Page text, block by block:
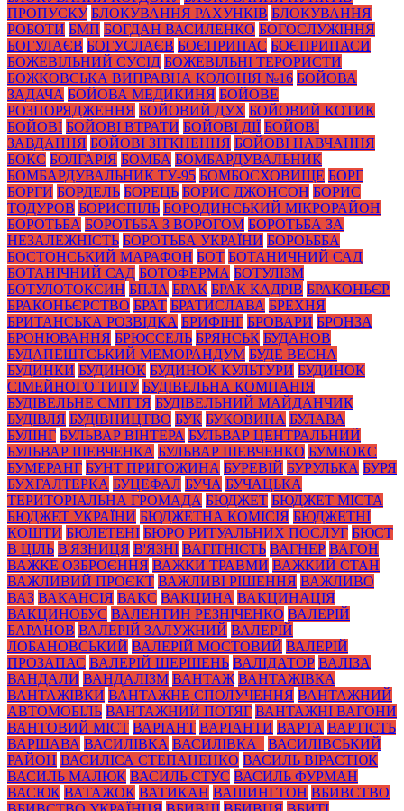
ПРОПУСКУ БЛОКУВАННЯ РАХУНКІВ БЛОКУВАННЯ
РОБОТИ БМП БОГДАН ВАСИЛЕНКО БОГОСЛУЖІННЯ
БОГУЛАЄВ БОГУСЛАЄВ БОЄПРИПАС БОЄПРИПАСИ
БОЖЕВІЛЬНИЙ СУСІД БОЖЕВІЛЬНІ ТЕРОРИСТИ
БОЖКОВСЬКА ВИПРАВНА КОЛОНІЯ №16 БОЙОВА
ЗАДАЧА БОЙОВА МЕДИКИНЯ БОЙОВЕ
РОЗПОРЯДЖЕННЯ БОЙОВИЙ ДУХ БОЙОВИЙ КОТИК
БОЙОВІ БОЙОВІ ВТРАТИ БОЙОВІ ДІЇ БОЙОВІ
ЗАВДАННЯ БОЙОВІ ЗІТКНЕННЯ БОЙОВІ НАВЧАННЯ
БОКС БОЛГАРІЯ БОМБА БОМБАРДУВАЛЬНИК
БОМБАРДУВАЛЬНИК ТУ-95 БОМБОСХОВИЩЕ БОРГ
БОРГИ БОРДЕЛЬ БОРЕЦЬ БОРИС ДЖОНСОН БОРИС
ТОДУРОВ БОРИСПІЛЬ БОРОДИНСЬКИЙ МІКРОРАЙОН
БОРОТЬБА БОРОТЬБА З ВОРОГОМ БОРОТЬБА ЗА
НЕЗАЛЕЖНІСТЬ БОРОТЬБА УКРАЇНИ БОРОЬББА
БОСТОНСЬКИЙ МАРАФОН БОТ БОТАНИЧНИЙ САД
БОТАНІЧНИЙ САД БОТОФЕРМА БОТУЛІЗМ
БОТУЛОТОКСИН БПЛА БРАК БРАК КАДРІВ БРАКОНЬЄР
БРАКОНЬЄРСТВО БРАТ БРАТИСЛАВА БРЕХНЯ
БРИТАНСЬКА РОЗВІДКА БРИФІНГ БРОВАРИ БРОНЗА
БРОНЮВАННЯ БРЮССЕЛЬ БРЯНСЬК БУДАНОВ
БУДАПЕШТСЬКИЙ МЕМОРАНДУМ БУДЕ ВЕСНА
БУДИНКИ БУДИНОК БУДИНОК КУЛЬТУРИ БУДИНОК
СІМЕЙНОГО ТИПУ БУДІВЕЛЬНА КОМПАНІЯ
БУДІВЕЛЬНЕ СМІТТЯ БУДІВЕЛЬНИЙ МАЙДАНЧИК
БУДІВЛЯ БУДІВНИЦТВО БУК БУКОВИНА БУЛАВА
БУЛІНГ БУЛЬВАР ВІНТЕРА БУЛЬВАР ЦЕНТРАЛЬНИЙ
БУЛЬВАР ШЕВЧЕНКА БУЛЬВАР ШЕВЧЕНКО БУМБОКС
БУМЕРАНГ БУНТ ПРИГОЖИНА БУРЕВІЙ БУРУЛЬКА БУРЯ
БУХГАЛТЕРКА БУЦЕФАЛ БУЧА БУЧАЦЬКА
ТЕРИТОРІАЛЬНА ГРОМАДА БЮДЖЕТ БЮДЖЕТ МІСТА
БЮДЖЕТ УКРАЇНИ БЮДЖЕТНА КОМІСІЯ БЮДЖЕТНІ
КОШТИ БЮЛЕТЕНІ БЮРО РИТУАЛЬНИХ ПОСЛУГ БЮСТ
В ЦІЛЬ В'ЯЗНИЦЯ В'ЯЗНІ ВАГІТНІСТЬ ВАГНЕР ВАГОН
ВАЖКЕ ОЗБРОЄННЯ ВАЖКИ ТРАВМИ ВАЖКИЙ СТАН
ВАЖЛИВИЙ ПРОЄКТ ВАЖЛИВІ РІШЕННЯ ВАЖЛИВО
ВАЗ ВАКАНСІЯ ВАКС ВАКЦИНА ВАКЦИНАЦІЯ
ВАКЦИНОБУС ВАЛЕНТИН РЕЗНІЧЕНКО ВАЛЕРІЙ
БАРАНОВ ВАЛЕРІЙ ЗАЛУЖНИЙ ВАЛЕРІЙ
ЛОБАНОВСЬКИЙ ВАЛЕРІЙ МОСТОВИЙ ВАЛЕРІЙ
ПРОЗАПАС ВАЛЕРІЙ ШЕРШЕНЬ ВАЛІДАТОР ВАЛІЗА
ВАНДАЛИ ВАНДАЛІЗМ ВАНТАЖ ВАНТАЖІВКА
ВАНТАЖІВКИ ВАНТАЖНЕ СПОЛУЧЕННЯ ВАНТАЖНИЙ
АВТОМОБІЛЬ ВАНТАЖНИЙ ПОТЯГ ВАНТАЖНІ ВАГОНИ
ВАНТОВИЙ МІСТ ВАРІАНТ ВАРІАНТИ ВАРТА ВАРТІСТЬ
ВАРШАВА ВАСИЛІВКА ВАСИЛІВКА_
ВАСИЛІВСЬКИЙ
РАЙОН ВАСИЛІСА СТЕПАНЕНКО ВАСИЛЬ ВІРАСТЮК
ВАСИЛЬ МАЛЮК ВАСИЛЬ СТУС ВАСИЛЬ ФУРМАН
ВАСЮК ВАТАЖОК ВАТИКАН ВАШИНГТОН ВБИВСТВО